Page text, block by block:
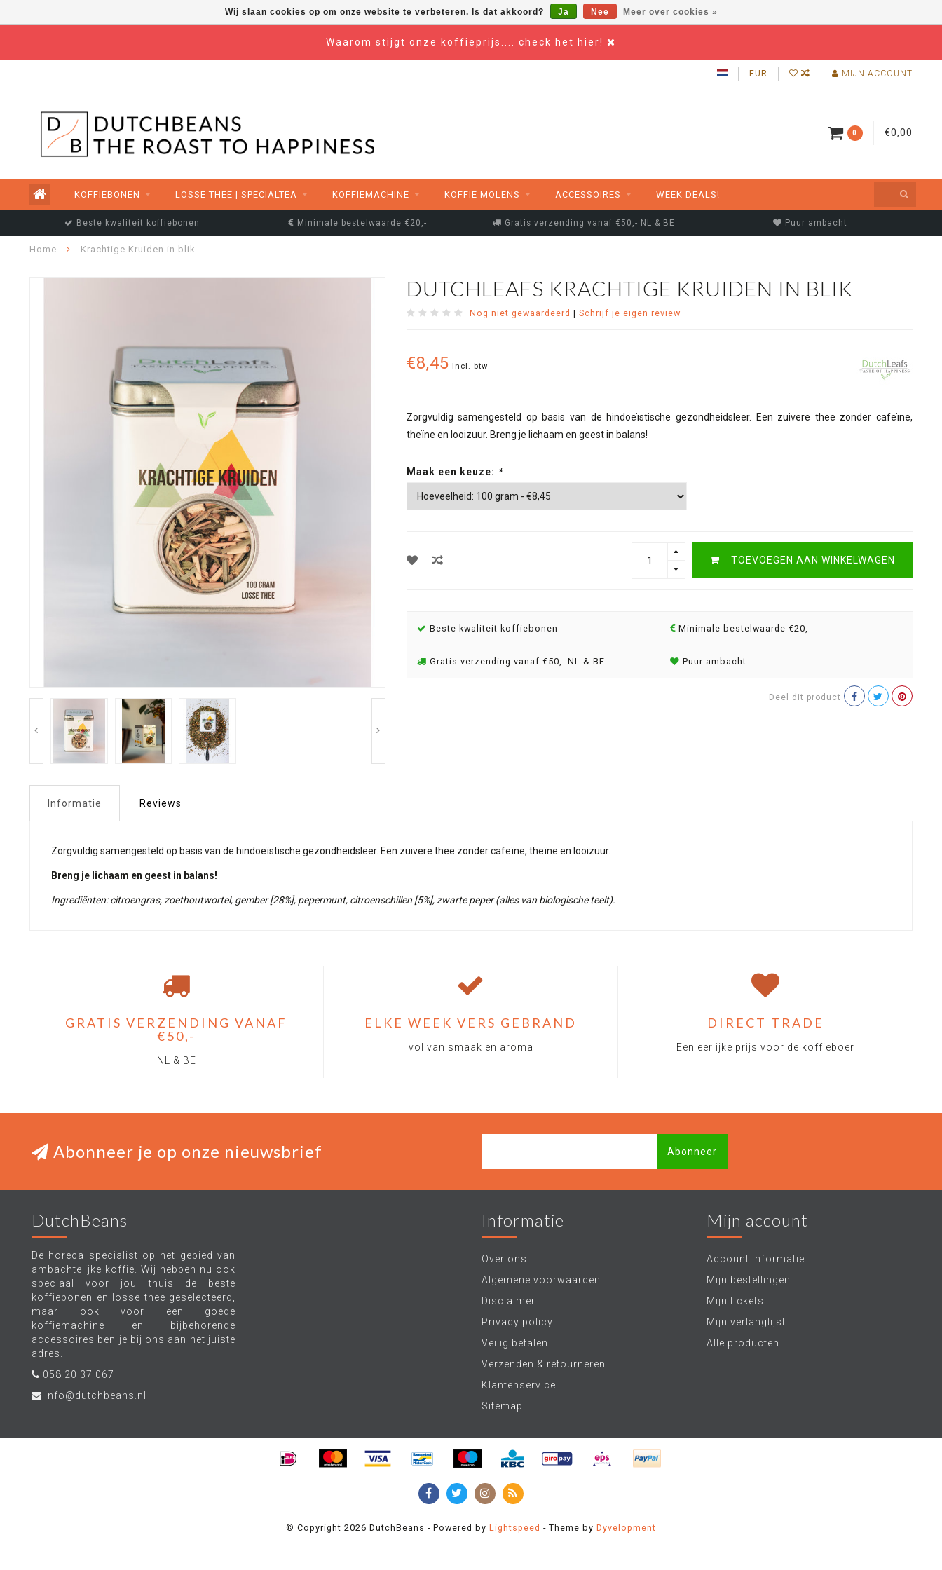
Waarom stijgt onze koffieprijs.... check het hier!
EUR MIJN ACCOUNT
0 €0,00
KOFFIEBONEN LOSSE THEE | SPECIALTEA KOFFIEMACHINE KOFFIE MOLENS ACCESSOIRES WEEK DEALS!
Beste kwaliteit koffiebonen Minimale bestelwaarde €20,- Gratis verzending vanaf €50,- NL & BE Puur ambacht
Home Krachtige Kruiden in blik
DUTCHLEAFS KRACHTIGE KRUIDEN IN BLIK
Nog niet gewaardeerd | Schrijf je eigen review
€8,45 Incl. btw
Zorgvuldig samengesteld op basis van de hindoeïstische gezondheidsleer. Een zuivere thee zonder cafeïne,
theïne en looizuur. Breng je lichaam en geest in balans!
Maak een keuze: *
TOEVOEGEN AAN WINKELWAGEN
Beste kwaliteit koffiebonen Minimale bestelwaarde €20,-
Gratis verzending vanaf €50,- NL & BE Puur ambacht
Deel dit product
Informatie Reviews
Zorgvuldig samengesteld op basis van de hindoeïstische gezondheidsleer. Een zuivere thee zonder cafeïne, theïne en looizuur.
Breng je lichaam en geest in balans!
Ingrediënten: citroengras, zoethoutwortel, gember [28%], pepermunt, citroenschillen [5%], zwarte peper (alles van biologische teelt).
Wij slaan cookies op om onze website te verbeteren. Is dat akkoord? Ja Nee Meer over cookies »
GRATIS VERZENDING VANAF
€50,-
NL & BE
ELKE WEEK VERS GEBRAND
vol van smaak en aroma
DIRECT TRADE
Een eerlijke prijs voor de koffieboer
Abonneer je op onze nieuwsbrief Abonneer
DutchBeans
De horeca specialist op het gebied van
ambachtelijke koffie. Wij hebben nu ook
speciaal voor jou thuis de beste
koffiebonen en losse thee geselecteerd,
maar ook voor een goede
koffiemachine en bijbehorende
accessoires ben je bij ons aan het juiste
adres.
058 20 37 067
info@dutchbeans.nl
Informatie
Over ons
Algemene voorwaarden
Disclaimer
Privacy policy
Veilig betalen
Verzenden & retourneren
Klantenservice
Sitemap
Mijn account
Account informatie
Mijn bestellingen
Mijn tickets
Mijn verlanglijst
Alle producten
© Copyright 2026 DutchBeans - Powered by Lightspeed - Theme by Dyvelopment